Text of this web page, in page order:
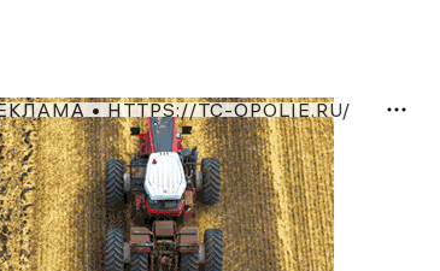
• HTTPS://TC-OPOLIE.RU/